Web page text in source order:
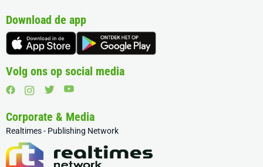
Download de app
Volg ons op social media
Corporate & Media
Realtimes - Publishing Network